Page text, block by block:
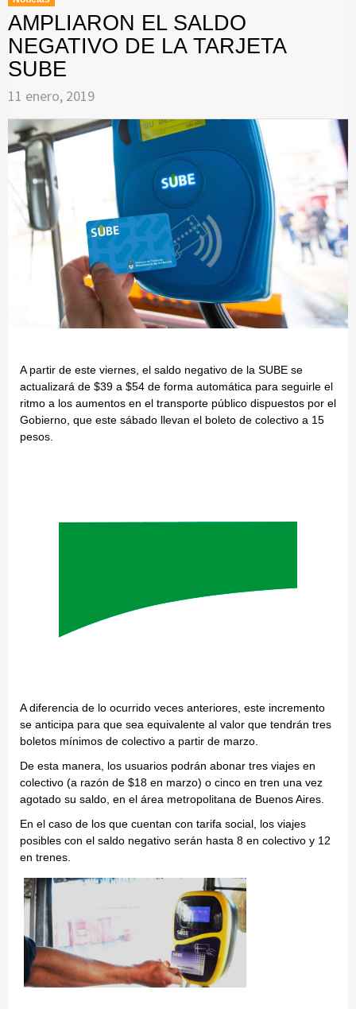
AMPLIARON EL SALDO
NEGATIVO DE LA TARJETA
SUBE
11 enero, 2019
A partir de este viernes, el saldo negativo de la SUBE se
actualizará de $39 a $54 de forma automática para seguirle el
ritmo a los aumentos en el transporte público dispuestos por el
Gobierno, que este sábado llevan el boleto de colectivo a 15
pesos.
A diferencia de lo ocurrido veces anteriores, este incremento
se anticipa para que sea equivalente al valor que tendrán tres
boletos mínimos de colectivo a partir de marzo.
De esta manera, los usuarios podrán abonar tres viajes en
colectivo (a razón de $18 en marzo) o cinco en tren una vez
agotado su saldo, en el área metropolitana de Buenos Aires.
En el caso de los que cuentan con tarifa social, los viajes
posibles con el saldo negativo serán hasta 8 en colectivo y 12
en trenes.